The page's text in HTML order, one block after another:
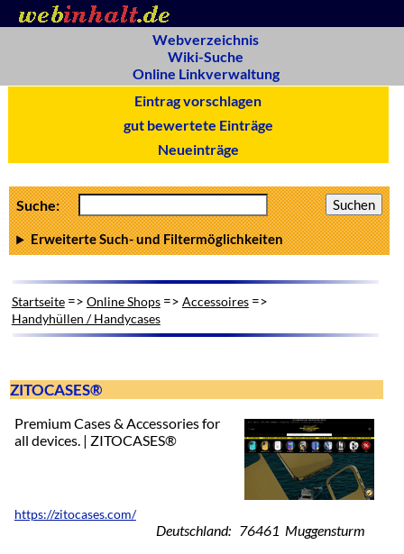
Webverzeichnis
Wiki-Suche
Online Linkverwaltung
Eintrag vorschlagen
gut bewertete Einträge
Neueinträge
Suche:
Erweiterte Such- und Filtermöglichkeiten
Startseite=> Online Shops=> Accessoires=>
Handyhüllen / Handycases
ZITOCASES®️
Premium Cases & Accessories for
all devices. | ZITOCASES®️
https://zitocases.com/
Deutschland: 76461 Muggensturm